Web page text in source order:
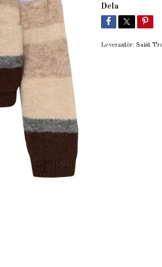
Dela
Leverantör: Saint